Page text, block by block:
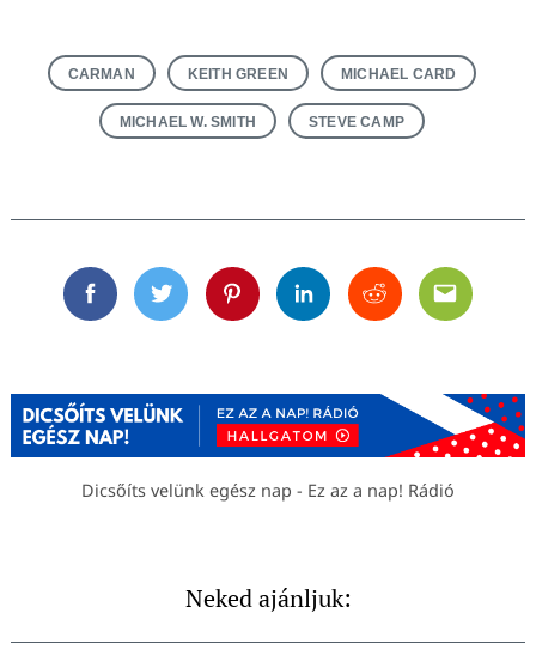
CARMAN KEITH GREEN MICHAEL CARD
MICHAEL W. SMITH STEVE CAMP
FacebookTwitterPinterestLinkedinRedditEmail
Dicsőíts velünk egész nap - Ez az a nap! Rádió
Neked ajánljuk: